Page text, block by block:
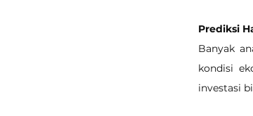
Prediksi
Banyak
kondisi
investasi